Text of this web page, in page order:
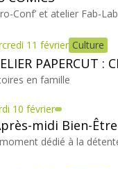
Conf’ et atelier Fab-Lab
11 février Culture
PAPERCUT :
en famille
10 février
midi Bien-Être
dédié à la